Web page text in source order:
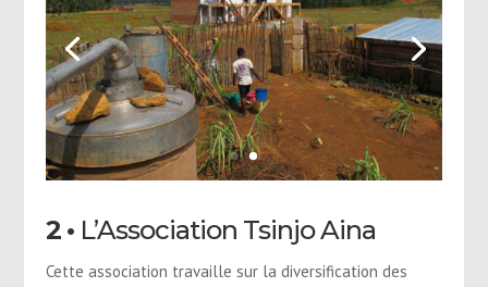
2 • L’Association Tsinjo Aina
Cette association travaille sur la diversification des